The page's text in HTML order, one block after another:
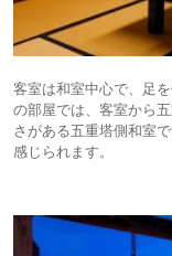
客室は和室中心で、足
の部屋では、客室から
さがある五重塔側和室
感じられます。